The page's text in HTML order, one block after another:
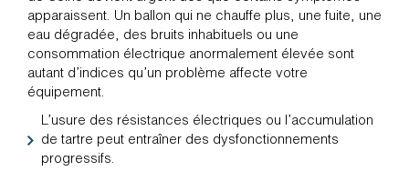
apparaissent. Un ballon qui ne chauffe plus, une fuite, une
eau dégradée, des bruits inhabituels ou une
consommation électrique anormalement élevée sont
autant d’indices qu’un problème affecte votre
équipement.
L’usure des résistances électriques ou l’accumulation
de tartre peut entraîner des dysfonctionnements
progressifs.